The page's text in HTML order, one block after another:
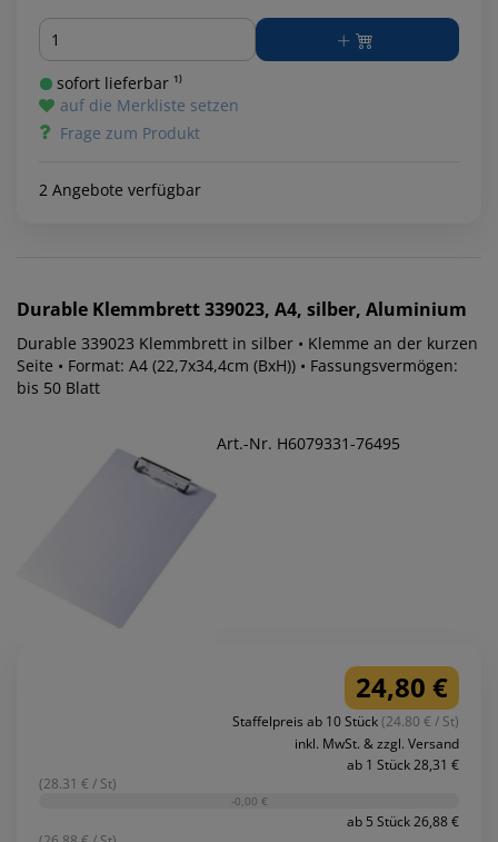
Menge
sofort lieferbar ¹⁾
auf die Merkliste setzen
Frage zum Produkt
2 Angebote verfügbar
Durable Klemmbrett 339023, A4, silber, Aluminium
Durable 339023 Klemmbrett in silber • Klemme an der kurzen
Seite • Format: A4 (22,7x34,4cm (BxH)) • Fassungsvermögen:
bis 50 Blatt
Art.-Nr. H6079331-76495
24,80 €
Staffelpreis ab 10 Stück(24.80 € / St)
inkl. MwSt. & zzgl. Versand
ab 1 Stück 28,31 €
(28.31 € / St)
-0,00 €
ab 5 Stück 26,88 €